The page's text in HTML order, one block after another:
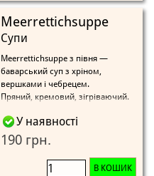
Meerrettichsuppe
Супи
Meerrettichsuppe з півня —
баварський суп з хріном,
вершками і чебрецем.
Пряний, кремовий, зігріваючий.
У наявності
190 грн.
В КОШИК